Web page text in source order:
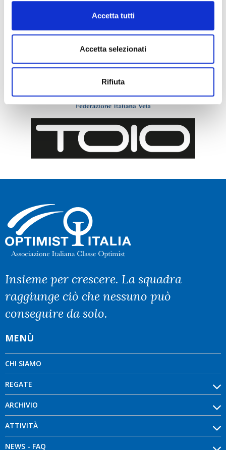
Accetta tutti
Accetta selezionati
Rifiuta
Insieme per crescere. La squadra
raggiunge ciò che nessuno può
conseguire da solo.
MENÙ
CHI SIAMO
REGATE
ARCHIVIO
ATTIVITÀ
NEWS - FAQ